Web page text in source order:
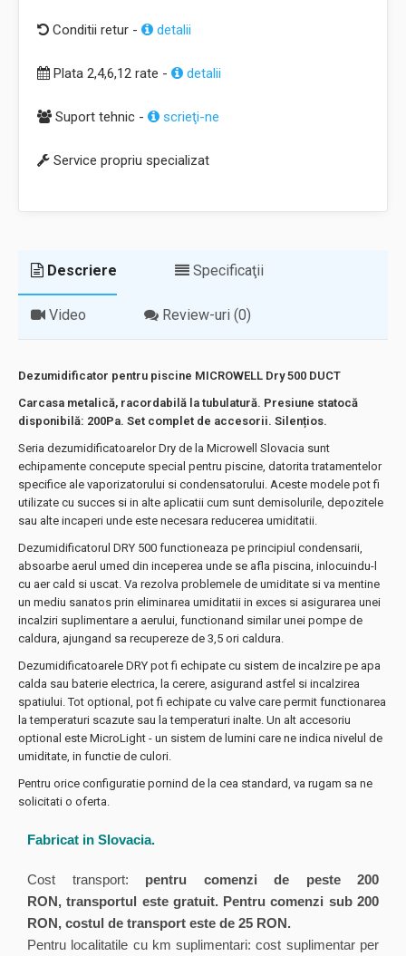
Conditii retur - detalii
Plata 2,4,6,12 rate - detalii
Suport tehnic - scrieţi-ne
Service propriu specializat
Descriere Specificaţii
Video Review-uri (0)
Dezumidificator pentru piscine MICROWELL Dry 500 DUCT
Carcasa metalică, racordabilă la tubulatură. Presiune statocă
disponibilă: 200Pa. Set complet de accesorii. Silențios.
Seria dezumidificatoarelor Dry de la Microwell Slovacia sunt
echipamente concepute special pentru piscine, datorita tratamentelor
specifice ale vaporizatorului si condensatorului. Aceste modele pot fi
utilizate cu succes si in alte aplicatii cum sunt demisolurile, depozitele
sau alte incaperi unde este necesara reducerea umiditatii.
Dezumidificatorul DRY 500 functioneaza pe principiul condensarii,
absoarbe aerul umed din inceperea unde se afla piscina, inlocuindu-l
cu aer cald si uscat. Va rezolva problemele de umiditate si va mentine
un mediu sanatos prin eliminarea umiditatii in exces si asigurarea unei
incalziri suplimentare a aerului, functionand similar unei pompe de
caldura, ajungand sa recupereze de 3,5 ori caldura.
Dezumidificatoarele DRY pot fi echipate cu sistem de incalzire pe apa
calda sau baterie electrica, la cerere, asigurand astfel si incalzirea
spatiului. Tot optional, pot fi echipate cu valve care permit functionarea
la temperaturi scazute sau la temperaturi inalte. Un alt accesoriu
optional este MicroLight - un sistem de lumini care ne indica nivelul de
umiditate, in functie de culori.
Pentru orice configuratie pornind de la cea standard, va rugam sa ne
solicitati o oferta.
Fabricat in Slovacia.
Cost transport: pentru comenzi de peste 200
RON, transportul este gratuit. Pentru comenzi sub 200
RON, costul de transport este de 25 RON.
Pentru localitatile cu km suplimentari: cost suplimentar per